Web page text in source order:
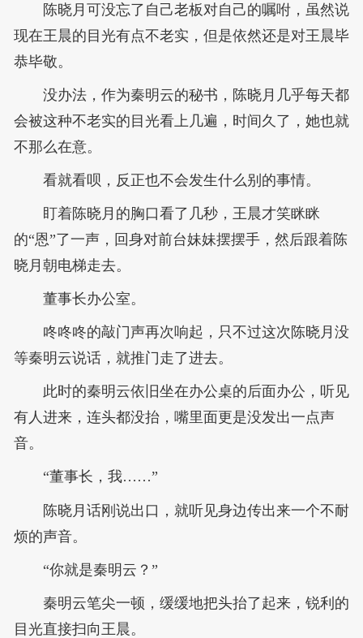
陈晓月可没忘了自己老板对自己的嘱咐，虽然说
现在王晨的目光有点不老实，但是依然还是对王晨毕
恭毕敬。
没办法，作为秦明云的秘书，陈晓月几乎每天都
会被这种不老实的目光看上几遍，时间久了，她也就
不那么在意。
看就看呗，反正也不会发生什么别的事情。
盯着陈晓月的胸口看了几秒，王晨才笑眯眯
的“恩”了一声，回身对前台妹妹摆摆手，然后跟着陈
晓月朝电梯走去。
董事长办公室。
咚咚咚的敲门声再次响起，只不过这次陈晓月没
等秦明云说话，就推门走了进去。
此时的秦明云依旧坐在办公桌的后面办公，听见
有人进来，连头都没抬，嘴里面更是没发出一点声
音。
“董事长，我……”
陈晓月话刚说出口，就听见身边传出来一个不耐
烦的声音。
“你就是秦明云？”
秦明云笔尖一顿，缓缓地把头抬了起来，锐利的
目光直接扫向王晨。